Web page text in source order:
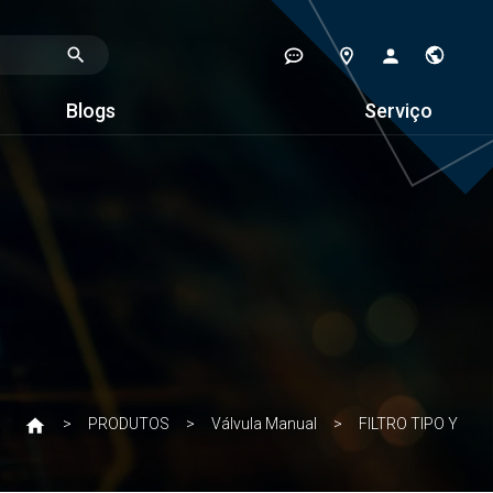
Blogs Serviço
PRODUTOS Válvula Manual FILTRO TIPO Y